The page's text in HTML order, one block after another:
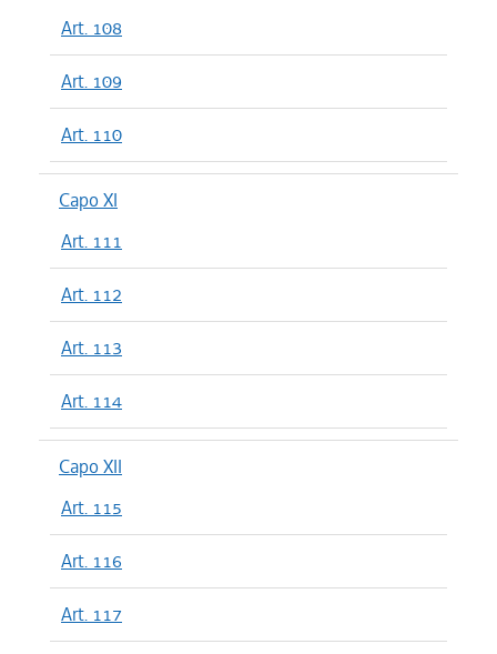
Art. 108
Art. 109
Art. 110
Capo XI
Art. 111
Art. 112
Art. 113
Art. 114
Capo XII
Art. 115
Art. 116
Art. 117